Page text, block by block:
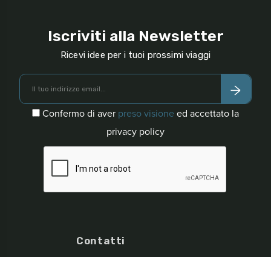
Iscriviti alla Newsletter
Ricevi idee per i tuoi prossimi viaggi
Confermo di aver preso visione ed accettato la
privacy policy
Contatti